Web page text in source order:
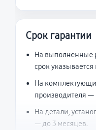
Срок гарантии
На выполненные
срок
На
производителя —
На детали,
— до 3 месяцев.